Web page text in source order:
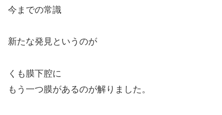
今までの常識
新たな発見というのが
くも膜下腔に
もう一つ膜があるのが解りました。